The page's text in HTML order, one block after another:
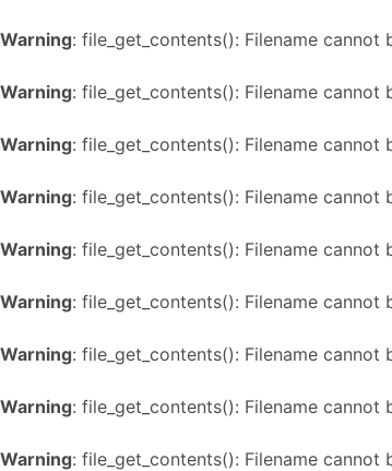
Warning: file_get_contents(): Filename cannot
Warning: file_get_contents(): Filename cannot
Warning: file_get_contents(): Filename cannot
Warning: file_get_contents(): Filename cannot
Warning: file_get_contents(): Filename cannot
Warning: file_get_contents(): Filename cannot
Warning: file_get_contents(): Filename cannot
Warning: file_get_contents(): Filename cannot
Warning: file_get_contents(): Filename cannot